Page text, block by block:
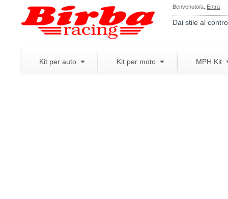
Kit per auto Kit per moto MPH Kit
Benvenuto/a, Entra
Dai stile al